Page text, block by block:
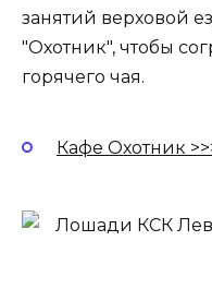
занятий верховой
"Охотник", чтобы
горячего чая.
Кафе Охотник